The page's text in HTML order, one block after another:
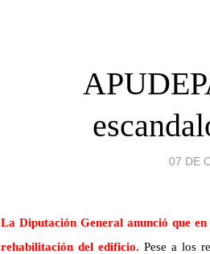
07 DE
La Diputación General anunció que
rehabilitación del edificio. Pese a los